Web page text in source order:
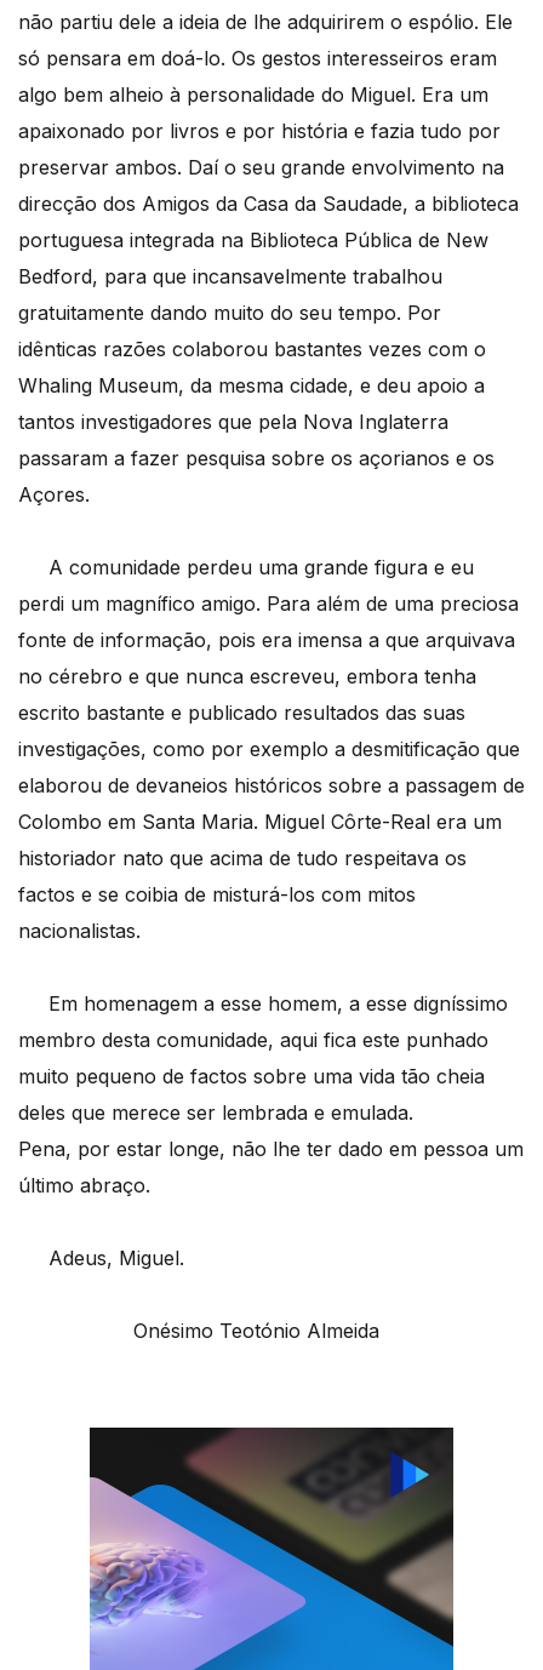
não partiu dele a ideia de lhe adquirirem o espólio. Ele
só pensara em doá-lo. Os gestos interesseiros eram
algo bem alheio à personalidade do Miguel. Era um
apaixonado por livros e por história e fazia tudo por
preservar ambos. Daí o seu grande envolvimento na
direcção dos Amigos da Casa da Saudade, a biblioteca
portuguesa integrada na Biblioteca Pública de New
Bedford, para que incansavelmente trabalhou
gratuitamente dando muito do seu tempo. Por
idênticas razões colaborou bastantes vezes com o
Whaling Museum, da mesma cidade, e deu apoio a
tantos investigadores que pela Nova Inglaterra
passaram a fazer pesquisa sobre os açorianos e os
Açores.
A comunidade perdeu uma grande figura e eu
perdi um magnífico amigo. Para além de uma preciosa
fonte de informação, pois era imensa a que arquivava
no cérebro e que nunca escreveu, embora tenha
escrito bastante e publicado resultados das suas
investigações, como por exemplo a desmitificação que
elaborou de devaneios históricos sobre a passagem de
Colombo em Santa Maria. Miguel Côrte-Real era um
historiador nato que acima de tudo respeitava os
factos e se coibia de misturá-los com mitos
nacionalistas.
Em homenagem a esse homem, a esse digníssimo
membro desta comunidade, aqui fica este punhado
muito pequeno de factos sobre uma vida tão cheia
deles que merece ser lembrada e emulada.
Pena, por estar longe, não lhe ter dado em pessoa um
último abraço.
Adeus, Miguel.
Onésimo Teotónio Almeida